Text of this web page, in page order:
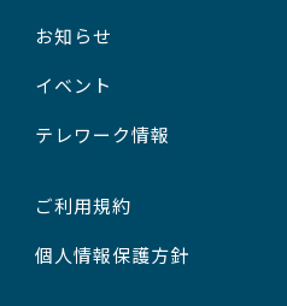
お知らせ
イベント
テレワーク情報
ご利用規約
個人情報保護方針